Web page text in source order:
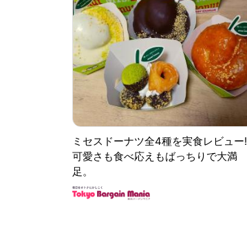
ミセスドーナツ全4種を実食レビュー!
可愛さも食べ応えもばっちりで大満
足。